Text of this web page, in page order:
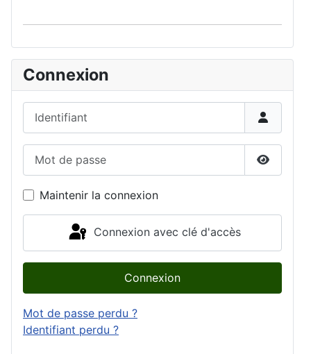
Connexion
Afficher
Maintenir la connexion
Connexion avec clé d'accès
Connexion
Mot de passe perdu ?
Identifiant perdu ?